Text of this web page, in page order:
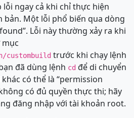
ngay cả khi chỉ thực hiện
bản. Một lỗi phổ biến qua dòng
Lỗi này thường xảy ra khi
trước khi chạy lệnh
đã dùng lệnh cd để di chuyển
có thể là “permission
có đủ quyền thực thi; hãy
đăng nhập với tài khoản root.